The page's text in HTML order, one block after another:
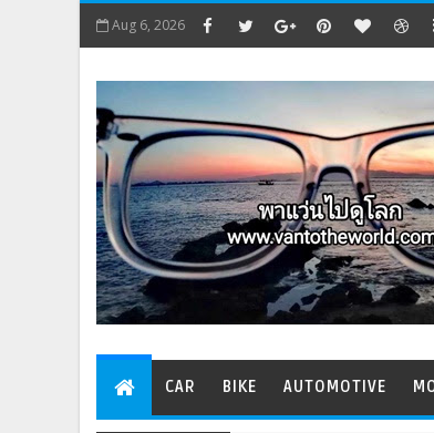
Aug 6, 2026
CAR BIKE AUTOMOTIVE